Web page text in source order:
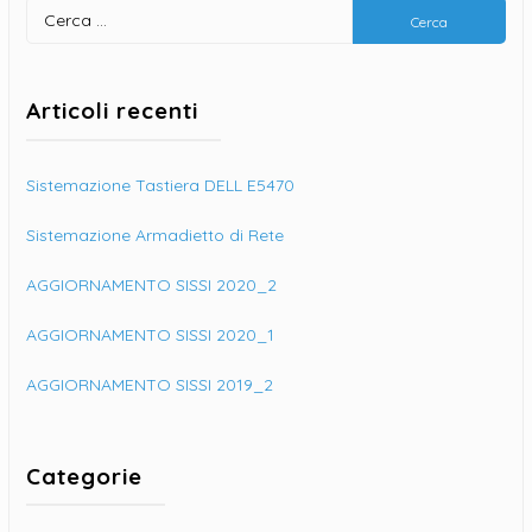
per:
Articoli recenti
Sistemazione Tastiera DELL E5470
Sistemazione Armadietto di Rete
AGGIORNAMENTO SISSI 2020_2
AGGIORNAMENTO SISSI 2020_1
AGGIORNAMENTO SISSI 2019_2
Categorie